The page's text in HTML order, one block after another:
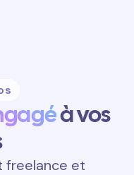
à vos
freelance et